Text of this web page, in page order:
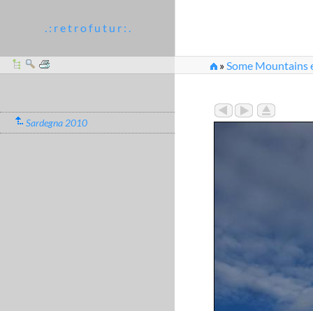
. : r e t r o f u t u r : .
»Some Mountains
Sardegna 2010